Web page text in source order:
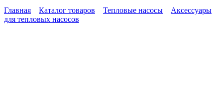
Главная
Каталог товаров Тепловые насосы
Аксессуары
для тепловых насосов